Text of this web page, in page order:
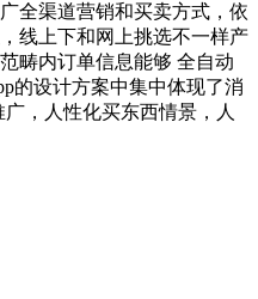
全渠道营销和买卖方式，依
线上下和网上挑选不一样产
畴内订单信息能够 全自动
的设计方案中集中体现了消
，人性化买东西情景，人